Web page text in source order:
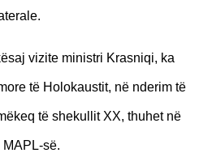
vizite ministri Krasniqi, ka
të Holokaustit, në nderim të
të shekullit XX, thuhet në
së.